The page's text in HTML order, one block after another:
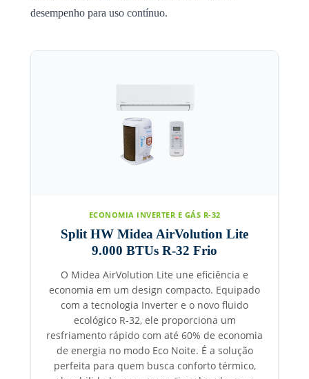
desempenho para uso contínuo.
ECONOMIA INVERTER E GÁS R-32
Split HW Midea AirVolution Lite
9.000 BTUs R-32 Frio
O Midea AirVolution Lite une eficiência e
economia em um design compacto. Equipado
com a tecnologia Inverter e o novo fluido
ecológico R-32, ele proporciona um
resfriamento rápido com até 60% de economia
de energia no modo Eco Noite. É a solução
perfeita para quem busca conforto térmico,